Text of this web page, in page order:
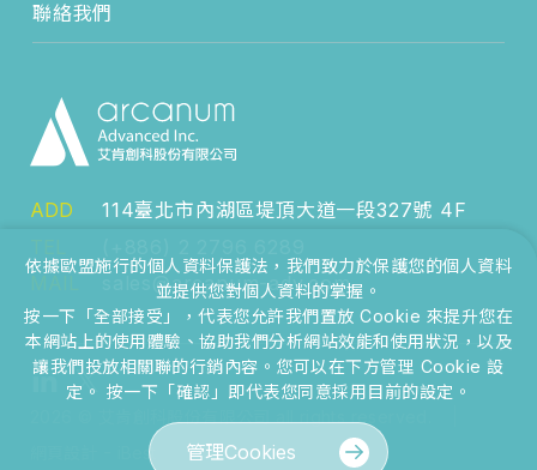
ADD
114臺北市內湖區堤頂大道一段327號 4F
sales@arcanum-adv.com
聯絡我們
iBest
依據歐盟施行的個人資料保護法，我們致力於保護您的個人資料
並提供您對個人資料的掌握。
按一下「全部接受」，代表您允許我們置放 Cookie 來提升您在
本網站上的使用體驗、協助我們分析網站效能和使用狀況，以及
讓我們投放相關聯的行銷內容。您可以在下方管理 Cookie 設
定。 按一下「確認」即代表您同意採用目前的設定。
管理Cookies